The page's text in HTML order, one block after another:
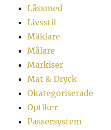
Låssmed
Livsstil
Mäklare
Målare
Markiser
Mat & Dryck
Okategoriserade
Optiker
Passersystem